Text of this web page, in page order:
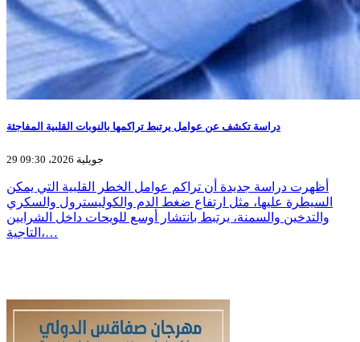
دراسة تكشف عن عوامل يرتبط تراكمها بالنوبات القلبية المفاجئة
29 جويلية 2026، 09:30
أظهرت دراسة جديدة أن تراكم عوامل الخطر القلبية التي يمكن
السيطرة عليها، مثل ارتفاع ضغط الدم والكوليسترول والسكري
والتدخين والسمنة، يرتبط بانتشار أوسع للويحات داخل الشرايين
التاجية،…